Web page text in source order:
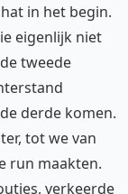
in het begin.
eigenlijk niet
tweede
derde komen.
tot we van
run maakten.
verkeerde